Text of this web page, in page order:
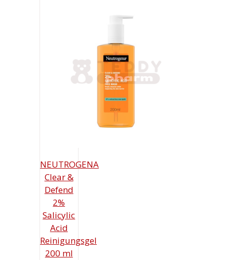
NEUTROGENA
Clear &
Defend
2%
Salicylic
Acid
Reinigungsgel
200 ml